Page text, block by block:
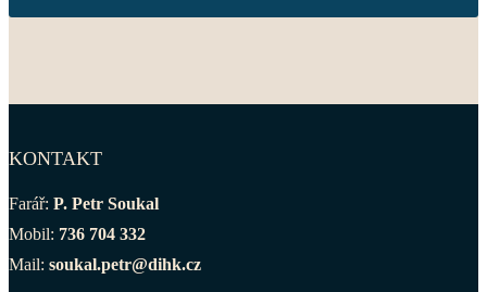
KONTAKT
Farář: P. Petr Soukal
Mobil: 736 704 332
Mail: soukal.petr@dihk.cz